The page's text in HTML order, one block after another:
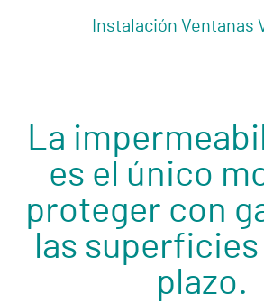
Instalación Ventanas
La
es el único
proteger con
las
plazo.